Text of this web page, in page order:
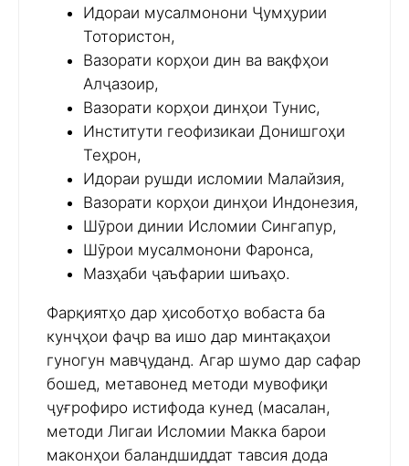
Идораи мусалмонони Ҷумҳурии
Тотористон,
Вазорати корҳои дин ва вақфҳои
Алҷазоир,
Вазорати корҳои динҳои Тунис,
Институти геофизикаи Донишгоҳи
Теҳрон,
Идораи рушди исломии Малайзия,
Вазорати корҳои динҳои Индонезия,
Шӯрои динии Исломии Сингапур,
Шӯрои мусалмонони Фаронса,
Мазҳаби ҷаъфарии шиъаҳо.
Фарқиятҳо дар ҳисоботҳо вобаста ба
кунҷҳои фаҷр ва ишо дар минтақаҳои
гуногун мавҷуданд. Агар шумо дар сафар
бошед, метавонед методи мувофиқи
ҷуғрофиро истифода кунед (масалан,
методи Лигаи Исломии Макка барои
маконҳои баландшиддат тавсия дода